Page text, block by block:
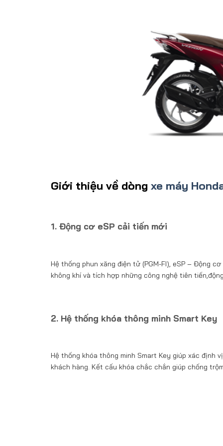
Giới thiệu về dòng xe máy
1. Động cơ eSP cải tiến mới
Hệ thống phun xăng điện tử (PGM-FI), eSP – Động
không khí và tích hợp những công nghệ tiên
2. Hệ thống khóa thông minh Smart Key
Hệ thống khóa thông minh Smart Key giúp xác
khách hàng. Kết cấu khóa chắc chắn giúp chống